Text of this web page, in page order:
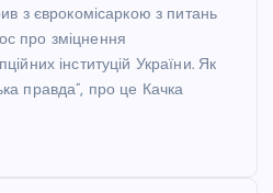
з єврокомісаркою з питань
про зміцнення
інституцій України. Як
правда”, про це Качка